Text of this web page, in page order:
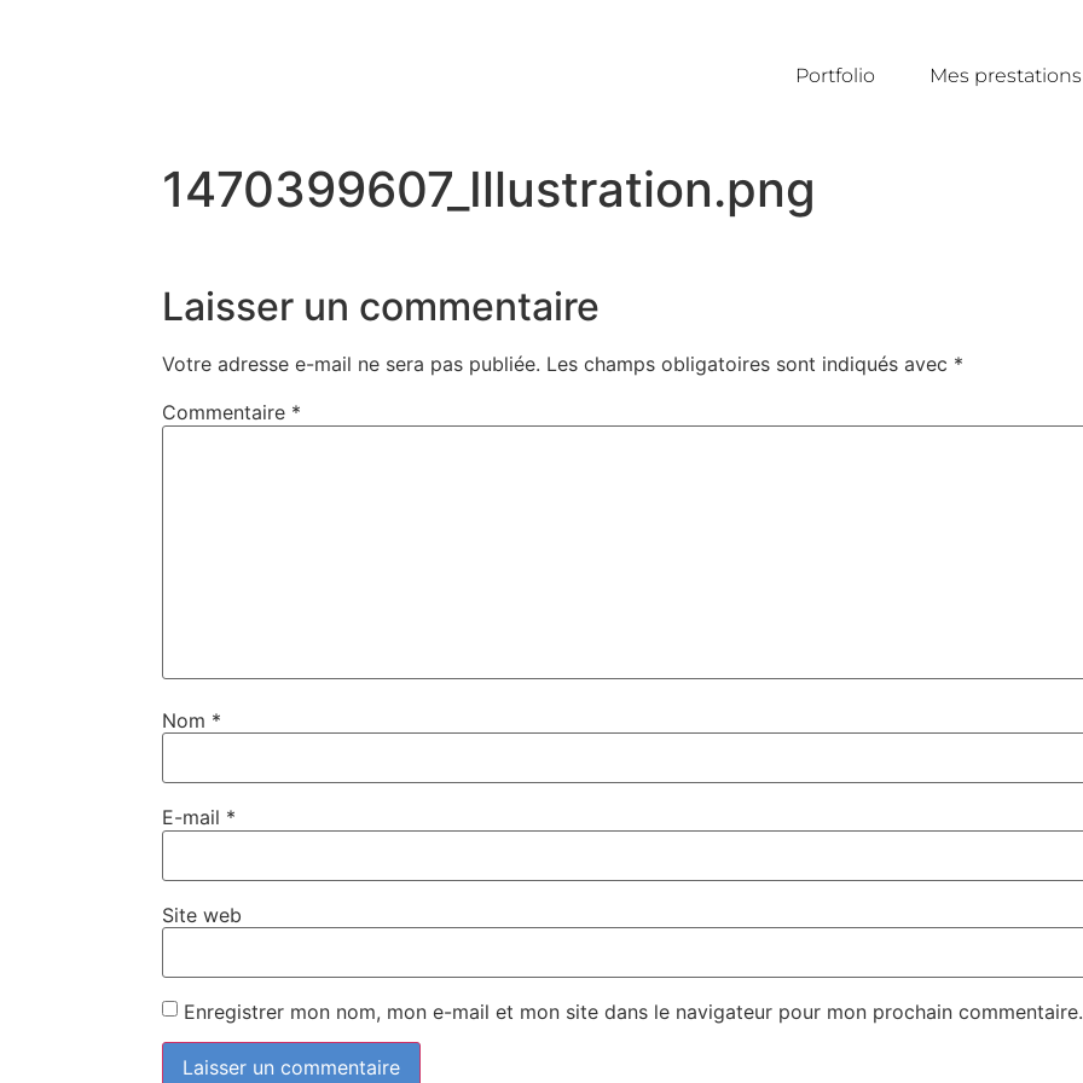
Portfolio Mes prestations
1470399607_Illustration.png
Laisser un commentaire
Votre adresse e-mail ne sera pas publiée. Les champs obligatoires sont indiqués avec *
Commentaire *
Nom *
E-mail *
Site web
Enregistrer mon nom, mon e-mail et mon site dans le navigateur pour mon prochain commentaire.